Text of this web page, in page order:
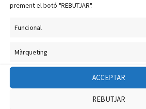
prement el botó "REBUTJAR".
Funcional
Màrqueting
ACCEPTAR
REBUTJAR
agost 2023
juliol 2023
maig 2023
març 2023